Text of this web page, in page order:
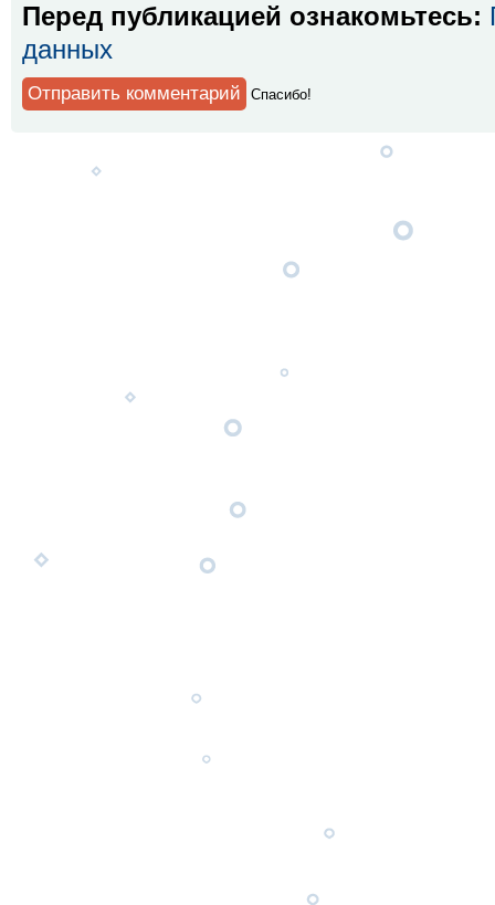
Перед публикацией ознакомьтесь:
данных
Спaсибо!